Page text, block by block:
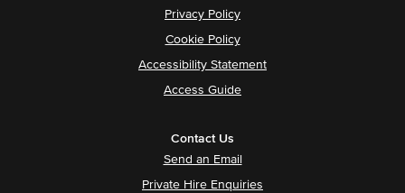
Privacy Policy
Cookie Policy
Accessibility Statement
Access Guide
Contact Us
Send an Email
Private Hire Enquiries